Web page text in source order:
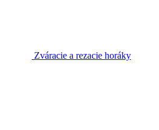
Zváracie a rezacie horáky